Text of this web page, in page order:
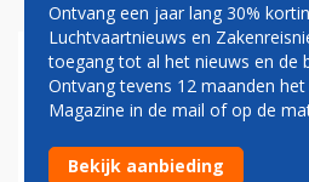
ETHOPIAN
BESTELLING VAN
VLIEGTUIGEN BIJ
Ontvang een jaar lang 30%
Luchtvaartnieuws en
toegang tot al het nieuws en de
Ontvang tevens 12 maanden
Magazine in de mail of op de
Bekijk aanbieding